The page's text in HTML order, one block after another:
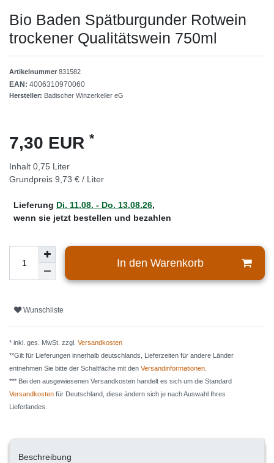
Bio Baden Spätburgunder Rotwein
trockener Qualitätswein 750ml
Artikelnummer 831582
EAN: 4006310970060
Hersteller: Badischer Winzerkeller eG
7,30 EUR *
Inhalt 0,75 Liter
Grundpreis 9,73 € / Liter
Lieferung Di. 11.08. - Do. 13.08.26,
wenn sie jetzt bestellen und bezahlen
In den Warenkorb
Wunschliste
* inkl. ges. MwSt. zzgl. Versandkosten
**Gilt für Lieferungen innerhalb deutschlands, Lieferzeiten für andere Länder
entnehmen Sie bitte der Schaltfäche mit den Versandinformationen
*** Bei den ausgewiesenen Versandkosten handelt es sich um die Standard
Versandkosten für Deutschland, diese ändern sich je nach Auswahl Ihres
Lieferlandes.
Beschreibung